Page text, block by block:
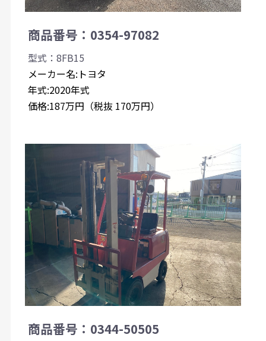
商品番号：0354-97082
型式：8FB15
メーカー名:トヨタ
年式:2020年式
価格:187万円（税抜 170万円）
商品番号：0344-50505